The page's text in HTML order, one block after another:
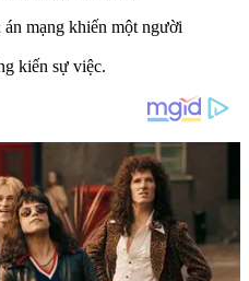
kiến sự việc.